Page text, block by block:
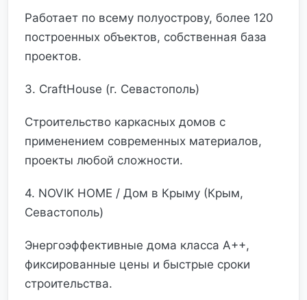
Работает по всему полуострову, более 120
построенных объектов, собственная база
проектов.
3. CraftHouse (г. Севастополь)
Строительство каркасных домов с
применением современных материалов,
проекты любой сложности.
4. NOVIK HOME / Дом в Крыму (Крым,
Севастополь)
Энергоэффективные дома класса А++,
фиксированные цены и быстрые сроки
строительства.